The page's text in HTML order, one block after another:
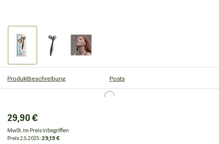
Produktbeschreibung Posts
29,90 €
MwSt. im Preis inbegriffen
Preis2.5.2025:29,19 €